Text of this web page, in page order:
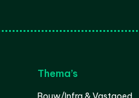
Thema’s